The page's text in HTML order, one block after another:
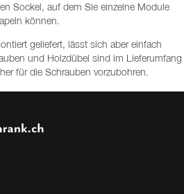
Sockel, auf dem Sie einzelne Module
können.
geliefert, lässt sich aber einfach
und Holzdübel sind im Lieferumfang
für die Schrauben vorzubohren.